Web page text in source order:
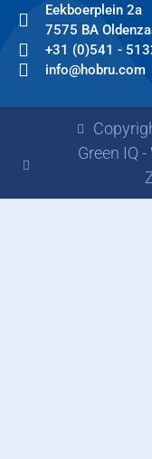
Eekboerplein 2a
7575 BA
+31 (0)541 -
info@hobru.com
Green IQ